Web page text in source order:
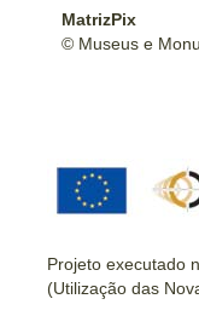
MatrizPix
© Museus e
Projeto executado
(Utilização das